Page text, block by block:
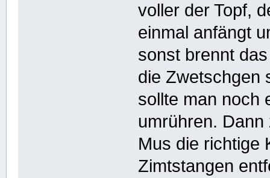
voller der Topf,
einmal anfängt
sonst brennt
die Zwetschgen
sollte man noch
umrühren.
Mus die richtige
Zimtstangen